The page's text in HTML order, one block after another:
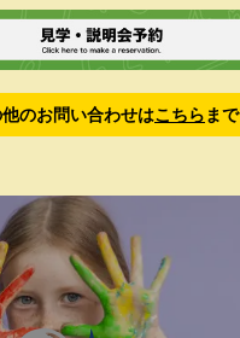
のお問い合わせはこちら まで